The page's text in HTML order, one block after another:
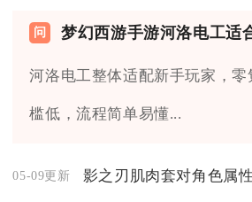
梦幻西游手游河洛电工适
河洛电工整体适配新手玩家，零
槛低，流程简单易懂...
05-09更新